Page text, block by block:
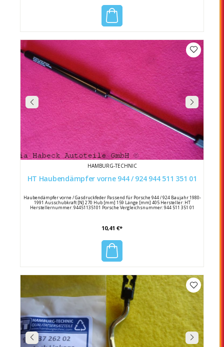
HAMBURG-TECHNIC
HT Haubendämpfer vorne 944 / 924 944 511 351 01
Haubendämpfer vorne / Gasdruckfeder Passend für Porsche 944 / 924 Baujahr 1980-
1991 Ausschubkraft [N] 270 Hub [mm] 159 Länge [mm] 405 Hersteller: HT
Herstellernummer: 94451135101 Porsche Vergleichsnummer: 944 511 351 01
10,41 €*